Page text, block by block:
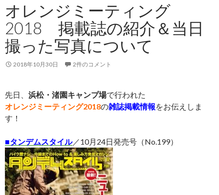
オレンジミーティング
2018 掲載誌の紹介＆当日
撮った写真について
2018年10月30日 2件のコメント
先日、 浜松・渚園キャンプ場で行われた
オレンジミーティング2018の雑誌掲載情報をお伝えしま
す！
■タンデムスタイル／10月24日発売号（No.199）